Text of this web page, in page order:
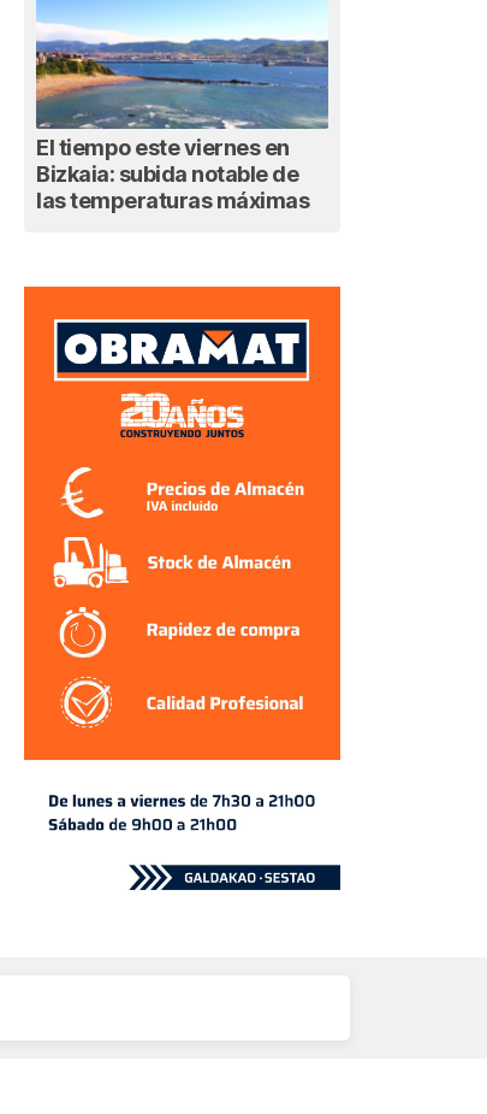
El tiempo este viernes en
Bizkaia: subida notable de
las temperaturas máximas